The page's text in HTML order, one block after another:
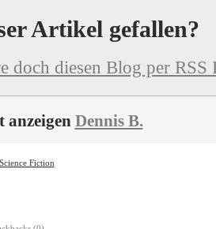
Artikel gefallen?
doch diesen Blog per RSS
Dennis B.
Science Fiction